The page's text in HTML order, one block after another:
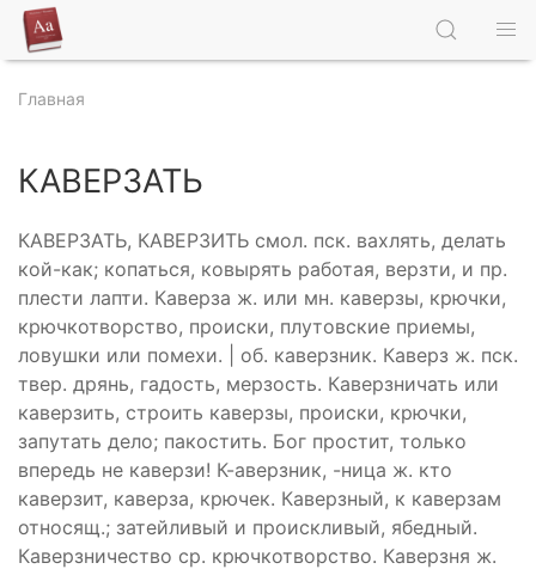
Главная
КАВЕРЗАТЬ
КАВЕРЗАТЬ, КАВЕРЗИТЬ смол. пск. вахлять, делать
кой-как; копаться, ковырять работая, верзти, и пр.
плести лапти. Каверза ж. или мн. каверзы, крючки,
крючкотворство, происки, плутовские приемы,
ловушки или помехи. | об. каверзник. Каверз ж. пск.
твер. дрянь, гадость, мерзость. Каверзничать или
каверзить, строить каверзы, происки, крючки,
запутать дело; пакостить. Бог простит, только
впередь не каверзи! К-аверзник, -ница ж. кто
каверзит, каверза, крючек. Каверзный, к каверзам
относящ.; затейливый и проискливый, ябедный.
Каверзничество ср. крючкотворство. Каверзня ж.